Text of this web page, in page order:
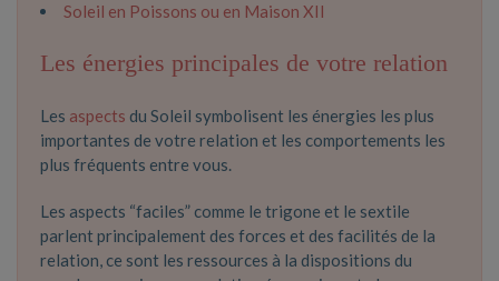
Soleil en Poissons ou en Maison XII
Les énergies principales de votre relation
Les aspects du Soleil symbolisent les énergies les plus
importantes de votre relation et les comportements les
plus fréquents entre vous.
Les aspects “faciles” comme le trigone et le sextile
parlent principalement des forces et des facilités de la
relation, ce sont les ressources à la dispositions du